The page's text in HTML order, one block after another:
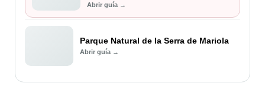
Abrir guía →
Parque Natural de la Serra de Mariola
Abrir guía →